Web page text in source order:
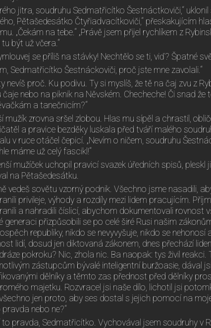
jitra, soudruhu Sedmatřicítko Šestnáctkoviči,“
Pětašedesátko Čtyřiadvacítkoviči,“ přeskakujícím
„Čekám na tebe.“ „Právě jsem přijel rychlíkem z
být už včera.“
se příliš na stávky! Nechtělo se ti, viď? Špatné
Sedmatřicítko Šestnáckoviči, proč jste mne zavolali.“
nevíš proč. Ku podivu. Ty si myslíš, že tě na čaj zvu z
čaje nebo na piknik na Něvském. Checheche! Či snad že
a tanečnicím?“
mužík zrovna sršel zlobou. Hlas mu sípěl a chrastil,
a pravice bezděky luskala před tváří malého
v ruce otáčel čepicí. „Nevím o ničem, soudruhu
máme už celý fascikl!“
mužíček uchopil pravicí svazek úředních spisů, pleskl
na Pětašedesátku.
vedeš sovětu vzorný podnik. Všechno jsme nasadili,
privileje, výhody a rozdíly mezi lidem pracujícím.
a nahradili číslicí, abychom dokumentovali rovnost
generaci přizpůsobili se po celé širé Rusi našim
republiky, nikdo se nevyvyšuje, nikdo se nehonosí
lidí, dosud jen diktovaná zákonem, dnes přechází
pokroku? Nic, zhola nic. Ba naopak: tys živil
zástupcům bývalé inteligentní buržoasie, dával
dělníky a těmto zas přednost před dělníky
majetku. Rozvracel jsi naše dílo, lichotil jsi
jen proto, aby ses dostal s jejich pomocí na
nebo ne?“
to pravda, Sedmatřicítko. Vychovával jsem soudruhy v